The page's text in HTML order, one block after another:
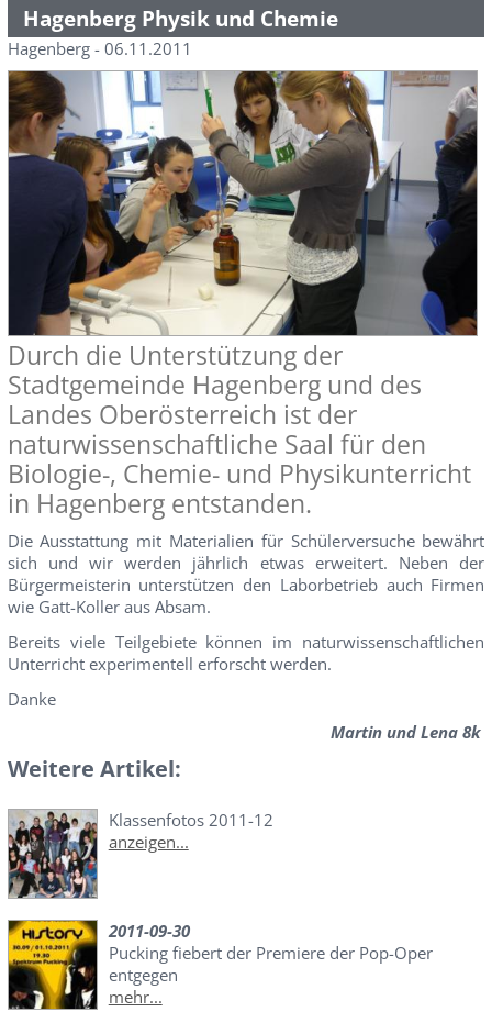
Hagenberg Physik und Chemie
Hagenberg - 06.11.2011
Durch die Unterstützung der
Stadtgemeinde Hagenberg und des
Landes Oberösterreich ist der
naturwissenschaftliche Saal für den
Biologie-, Chemie- und Physikunterricht
in Hagenberg entstanden.
Die Ausstattung mit Materialien für Schülerversuche bewährt
sich und wir werden jährlich etwas erweitert. Neben der
Bürgermeisterin unterstützen den Laborbetrieb auch Firmen
wie Gatt-Koller aus Absam.
Bereits viele Teilgebiete können im naturwissenschaftlichen
Unterricht experimentell erforscht werden.
Danke
Martin und Lena 8k
Weitere Artikel:
Klassenfotos 2011-12
anzeigen...
2011-09-30
Pucking fiebert der Premiere der Pop-Oper
entgegen
mehr...